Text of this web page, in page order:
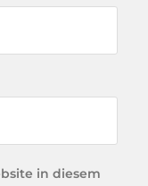
in diesem